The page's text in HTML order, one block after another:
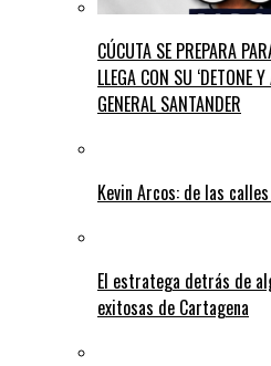
CÚCUTA SE PREPARA
LLEGA CON SU ‘DETONE
GENERAL SANTANDER
Kevin Arcos: de las
El estratega detrás de
exitosas de Cartagena